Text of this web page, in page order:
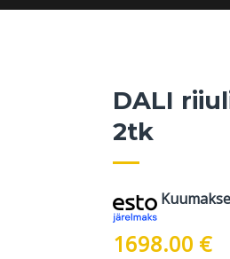
DALI
2tk
1698.00 €